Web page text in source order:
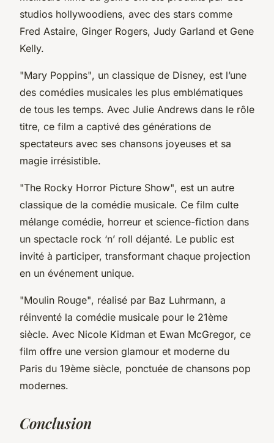
studios hollywoodiens, avec des stars comme
Fred Astaire, Ginger Rogers, Judy Garland et Gene
Kelly.
"Mary Poppins", un classique de Disney, est l’une
des comédies musicales les plus emblématiques
de tous les temps. Avec Julie Andrews dans le rôle
titre, ce film a captivé des générations de
spectateurs avec ses chansons joyeuses et sa
magie irrésistible.
"The Rocky Horror Picture Show", est un autre
classique de la comédie musicale. Ce film culte
mélange comédie, horreur et science-fiction dans
un spectacle rock ‘n’ roll déjanté. Le public est
invité à participer, transformant chaque projection
en un événement unique.
"Moulin Rouge", réalisé par Baz Luhrmann, a
réinventé la comédie musicale pour le 21ème
siècle. Avec Nicole Kidman et Ewan McGregor, ce
film offre une version glamour et moderne du
Paris du 19ème siècle, ponctuée de chansons pop
modernes.
Conclusion